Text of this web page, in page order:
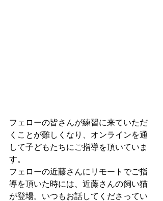
フェローの皆さんが練習に来ていただ
くことが難しくなり、オンラインを通
して子どもたちにご指導を頂いていま
す。
フェローの近藤さんにリモートでご指
導を頂いた時には、近藤さんの飼い猫
が登場。いつもお話してくださってい